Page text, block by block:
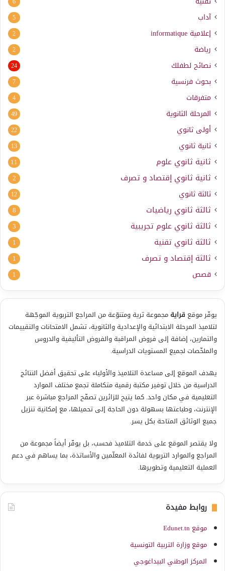
آداب 5
إعلامية informatique
2
رياضة 2
نصائح لطفلك 24
بحوث فرنسية 7
متفرقات 4
المرحلة الثانوية 49
أولى ثانوي 22
ثانية ثانوي 13
ثانية ثانوي علوم 11
ثانية ثانوي إقتصاد و تصرف 2
ثالثة ثانوي 12
ثالثة ثانوي رياضيات 8
ثالثة ثانوي علوم تجريبية 3
ثالثة ثانوي تقنية 1
ثالثة إقتصاد و تصرف 1
قصص 1
يوفّر موقع قرايةمجموعة ثرية ومتنوّعة من المراجع التربوية الموجّهة
لتلاميذ المرحلة الابتدائية والإعدادية والثانوية، تشمل الامتحانات والتقييمات
والتمارين، إضافة إلى فروض المراقبة والفروض التأليفية والدروس
والملخّصات لجميع المستويات الدراسية.
يهدف الموقع إلى مساعدة التلاميذ والأولياء على تحقيق أفضل النتائج
الدراسية من خلال توفير مكتبة رقمية متكاملة تجمع مختلف الموارد
التعليمية في مكان واحد. كما يتيح للزائرين تصفّح المراجع مباشرة عبر
الإنترنت، وطباعتها بسهولة دون الحاجة إلى تحميلها، مع إمكانية تنزيل
جميع الوثائق المتاحة بكل يسر.
ولا يقتصر الموقع على خدمة التلاميذ فحسب، بل يوفّر أيضاً مجموعة من
المراجع والموارد التربوية لفائدة المعلّمين والأساتذة، بما يساهم في دعم
العملية التعليمية وتطويرها.
روابط مفيدة
موقع Edunet.tn
موقع وزارة التربية التونسية
المركز الوطني البيداغوجي